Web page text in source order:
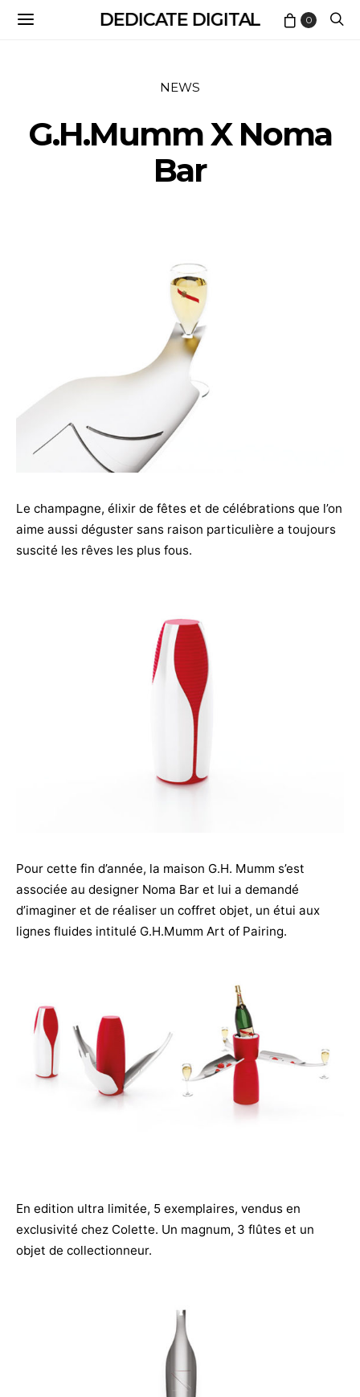
DEDICATE DIGITAL 0
NEWS
G.H.Mumm X Noma
Bar
Le champagne, élixir de fêtes et de célébrations que l’on
aime aussi déguster sans raison particulière a toujours
suscité les rêves les plus fous.
Pour cette fin d’année, la maison G.H. Mumm s’est
associée au designer Noma Bar et lui a demandé
d’imaginer et de réaliser un coffret objet, un étui aux
lignes fluides intitulé G.H.Mumm Art of Pairing.
En edition ultra limitée, 5 exemplaires, vendus en
exclusivité chez Colette. Un magnum, 3 flûtes et un
objet de collectionneur.